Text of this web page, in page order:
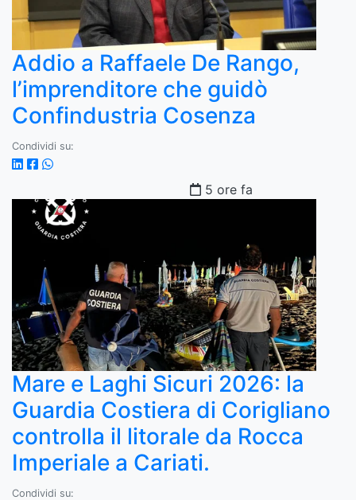
Addio a Raffaele De Rango,
l’imprenditore che guidò
Confindustria Cosenza
Condividi su:
5 ore fa
Mare e Laghi Sicuri 2026: la
Guardia Costiera di Corigliano
controlla il litorale da Rocca
Imperiale a Cariati.
Condividi su: